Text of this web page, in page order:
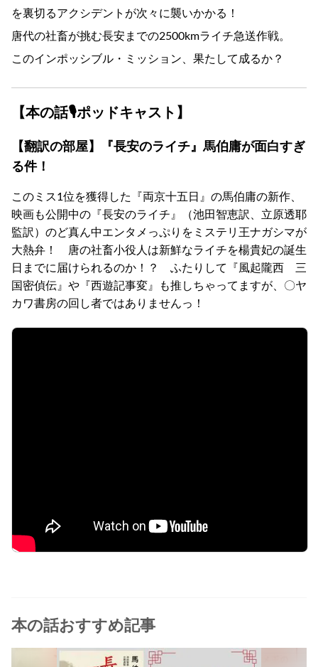
を裏切るアクシデントが次々に襲いかかる！
唐代の社畜が挑む長安までの2500kmライチ急送作戦。
このインポッシブル・ミッション、果たして成るか？
【本の話🎙ポッドキャスト】
【翻訳の部屋】『長安のライチ』馬伯庸が面白すぎ
る件！
このミス1位を獲得した『両京十五日』の馬伯庸の新作、
映画も公開中の『長安のライチ』（池田智恵訳、立原透耶
監訳）のど真ん中エンタメっぷりをミステリ王ナガシマが
大熱弁！ 唐の社畜小役人は新鮮なライチを楊貴妃の誕生
日までに届けられるのか！？ ふたりして『風起隴西 三
国密偵伝』や『西遊記事変』も推しちゃってますが、〇ヤ
カワ書房の回し者ではありませんっ！
本の話おすすめ記事